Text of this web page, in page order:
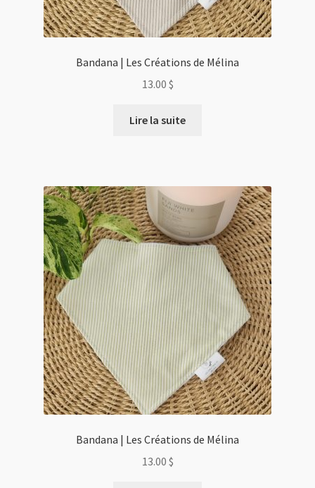
Bandana | Les Créations de Mélina
13.00 $
Lire la suite
Bandana | Les Créations de Mélina
13.00 $